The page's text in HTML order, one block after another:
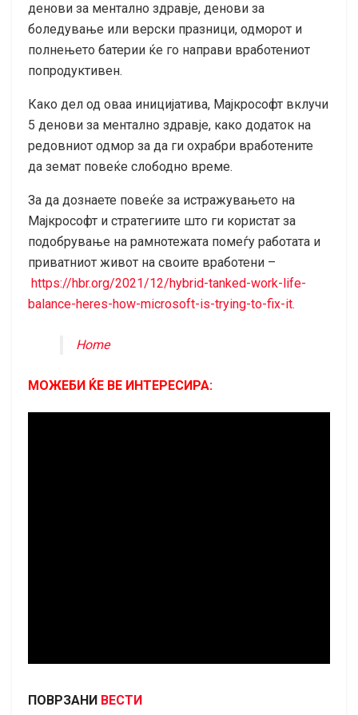
денови за ментално здравје, денови за
боледување или верски празници, одморот и
полнењето батерии ќе го направи вработениот
попродуктивен.
Како дел од оваа иницијатива, Мајкрософт вклучи
5 денови за ментално здравје, како додаток на
редовниот одмор за да ги охрабри вработените
да земат повеќе слободно време.
За да дознаете повеќе за истражувањето на
Мајкрософт и стратегиите што ги користат за
подобрување на рамнотежата помеѓу работата и
приватниот живот на своите вработени –
https://hbr.org/2021/12/hybrid-tanked-work-life-
balance-heres-how-microsoft-is-trying-to-fix-it.
Home
МОЖЕБИ ЌЕ ВЕ ИНТЕРЕСИРА:
ПОВРЗАНИ ВЕСТИ